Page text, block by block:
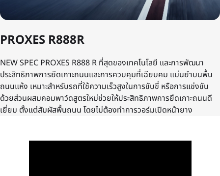
PROXES R888R
NEW SPEC PROXES R888 R ที่สุดของเทคโนโลยี และการพัฒนา
ประสิทธิภาพการยึดเกาะถนนและการควบคุมที่เฉียบคม แม่นยำบนพื้น
ถนนแห้ง เหมาะสำหรับรถที่ใช้ความเร็วสูงในการขับขี่ หรือการแข่งขัน
ด้วยส่วนผสมคอมพาว์ดสูตรใหม่ช่วยให้ประสิทธิภาพการยึดเกาะถนนดี
เยี่ยม ตั้งแต่สัมผัสพื้นถนน โดยไม่ต้องทำการวอร์มเปิดหน้ายาง